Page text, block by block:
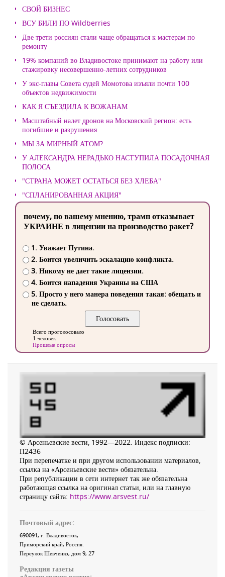
СВОЙ БИЗНЕС
ВСУ БИЛИ ПО Wildberries
Две трети россиян стали чаще обращаться к мастерам по
ремонту
19% компаний во Владивостоке принимают на работу или
стажировку несовершенно-летних сотрудников
У экс-главы Совета судей Момотова изъяли почти 100
объектов недвижимости
КАК Я СЪЕЗДИЛА К ВОЖАНАМ
Масштабный налет дронов на Московский регион: есть
погибшие и разрушения
МЫ ЗА МИРНЫЙ АТОМ?
У АЛЕКСАНДРА НЕРАДЬКО НАСТУПИЛА ПОСАДОЧНАЯ
ПОЛОСА
"СТРАНА МОЖЕТ ОСТАТЬСЯ БЕЗ ХЛЕБА"
"СПЛАНИРОВАННАЯ АКЦИЯ"
почему, по вашему мнению, трамп отказывает
УКРАИНЕ в лицензии на производство ракет?
1. Уважает Путина.
2. Боится увеличить эскалацию конфликта.
3. Никому не дает такие лицензии.
4. Боится нападения Украины на США
5. Просто у него манера поведения такая: обещать и
не сделать.
Всего проголосовало
1 человек
Прошлые опросы
© Арсеньевские вести, 1992—2022. Индекс подписки:
П2436
При перепечатке и при другом использовании материалов,
ссылка на «Арсеньевские вести» обязательна.
При републикации в сети интернет так же обязательна
работающая ссылка на оригинал статьи, или на главную
страницу сайта: https://www.arsvest.ru/
Почтовый адрес:
690091, г. Владивосток,
Приморский край, Россия
Переулок Шевченко, дом 9, 27
Редакция газеты